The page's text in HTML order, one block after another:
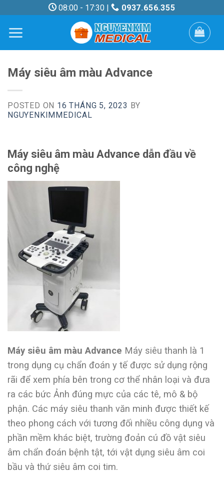
content
08:00 - 17:30 | 0937.656.355
Máy siêu âm màu Advance
POSTED ON 16 THÁNG 5, 2023 BY
NGUYENKIMMEDICAL
Máy siêu âm màu Advance dẫn đầu về
công nghệ
Máy siêu âm màu Advance Máy siêu thanh là 1
trong dụng cụ chẩn đoán y tế được sử dụng rộng
rãi để xem phía bên trong cơ thể nhân loại và đưa
ra các bức Ảnh đúng mực của các tê, mô & bộ
phận. Các máy siêu thanh văn minh được thiết kế
theo phong cách với tương đối nhiều công dụng và
phần mềm khác biệt, trường đoản cú đồ vật siêu
âm chẩn đoán bệnh tật, tới vật dụng siêu âm coi
bầu và thứ siêu âm coi tim.